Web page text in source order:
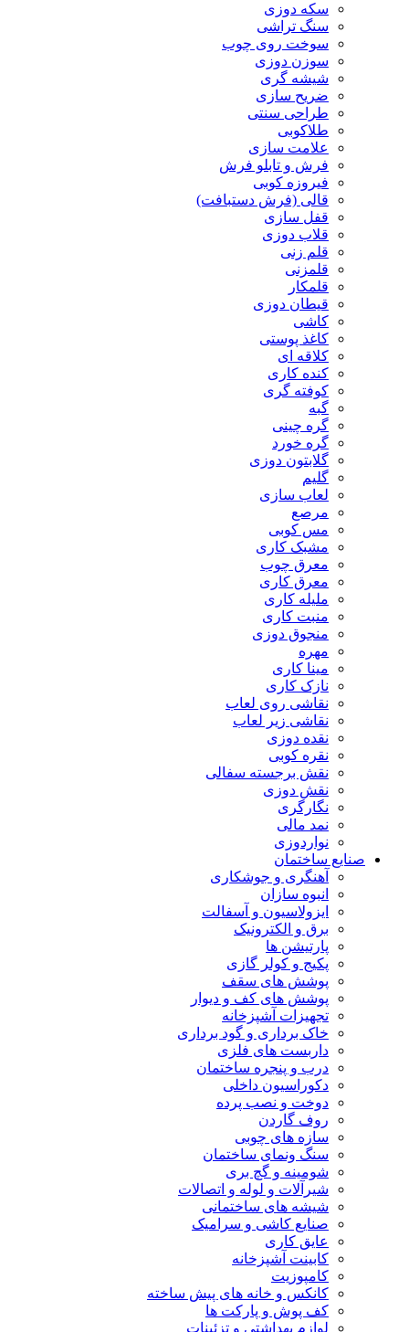
سکه دوزی
سنگ تراشی
سوخت روی چوب
سوزن دوزی
شیشه گری
ضریح سازی
طراحی سنتی
طلاکوبی
علامت سازی
فرش و تابلو فرش
فیروزه کوبی
قالی (فرش دستبافت)
قفل سازی
قلاب دوزی
قلم زنی
قلمزنی
قلمکار
قیطان دوزی
کاشی
کاغذ پوستی
کلاقه ای
کنده کاری
کوفته گری
گبه
گره چینی
گره خورد
گلابتون دوزی
گلیم
لعاب سازی
مرصع
مس کوبی
مشبک کاری
معرق چوب
معرق کاری
مليله کاری
منبت کاری
منجوق دوزی
مهره
مینا کاری
نازک کاری
نقاشی روی لعاب
نقاشی زیر لعاب
نقده دوزی
نقره کوبی
نقش برجسته سفالی
نقش دوزی
نگارگری
نمد مالی
نواردوزی
صنایع ساختمان
آهنگری و جوشکاری
انبوه سازان
ایزولاسیون و آسفالت
برق و الکترونیک
پارتیشن ها
پکیج و کولر گازی
پوشش های سقف
پوشش های کف و دیوار
تجهیزات آشپزخانه
خاک برداری و گود برداری
داربست های فلزی
درب و پنجره ساختمان
دکوراسیون داخلی
دوخت و نصب پرده
روف گاردن
سازه های چوبی
سنگ ونمای ساختمان
شومینه و گچ بری
شیرآلات و لوله و اتصالات
شیشه های ساختمانی
صنایع کاشی و سرامیک
عایق کاری
کابینت آشپزخانه
کامپوزیت
کانکس و خانه های پیش ساخته
کف پوش و پارکت ها
لوازم بهداشتی و تزئینات